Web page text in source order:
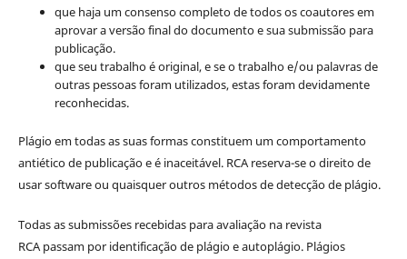
que haja um consenso completo de todos os coautores em
aprovar a versão final do documento e sua submissão para
publicação.
que seu trabalho é original, e se o trabalho e/ou palavras de
outras pessoas foram utilizados, estas foram devidamente
reconhecidas.
Plágio em todas as suas formas constituem um comportamento
antiético de publicação e é inaceitável. RCA reserva-se o direito de
usar software ou quaisquer outros métodos de detecção de plágio.
Todas as submissões recebidas para avaliação na revista
RCA passam por identificação de plágio e autoplágio. Plágios